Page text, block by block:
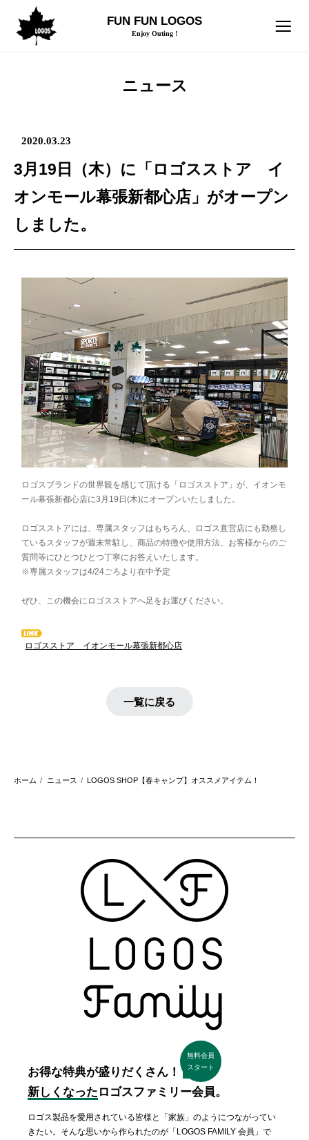
FUN FUN LOGOS
Enjoy Outing !
ニュース
2020.03.23
3月19日（木）に「ロゴスストア イ
オンモール幕張新都心店」がオープン
しました。
ロゴスブランドの世界観を感じて頂ける「ロゴスストア」が、イオンモ
ール幕張新都心店に3月19日(木)にオープンいたしました。
ロゴスストアには、専属スタッフはもちろん、ロゴス直営店にも勤務し
ているスタッフが週末常駐し、商品の特徴や使用方法、お客様からのご
質問等にひとつひとつ丁寧にお答えいたします。
※専属スタッフは4/24ごろより在中予定
ぜひ、この機会にロゴスストアへ足をお運びください。
ロゴスストア イオンモール幕張新都心店
一覧に戻る
ホーム ニュース LOGOS SHOP【春キャンプ】オススメアイテム！
お得な特典が盛りだくさん！
無料会員
スタート
新しくなった ロゴスファミリー会員。
ロゴス製品を愛用されている皆様と「家族」のようにつながってい
きたい。そんな思いから作られたのが「LOGOS FAMILY 会員」で